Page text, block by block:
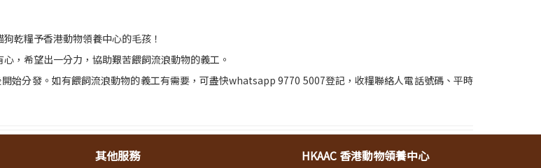
乾糧予香港動物領養中心的毛孩！
，希望出一分力，協助艱苦餵飼流浪動物的義工。
始分發。如有餵飼流浪動物的義工有需要，可盡快whatsapp 9770 5007登記，收糧聯絡人電話號碼、平時
其他服務 HKAAC 香港動物領養中心